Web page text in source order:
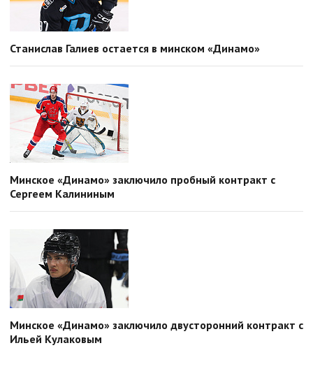
Станислав Галиев остается в минском «Динамо»
Минское «Динамо» заключило пробный контракт с
Сергеем Калининым
Минское «Динамо» заключило двусторонний контракт с
Ильей Кулаковым